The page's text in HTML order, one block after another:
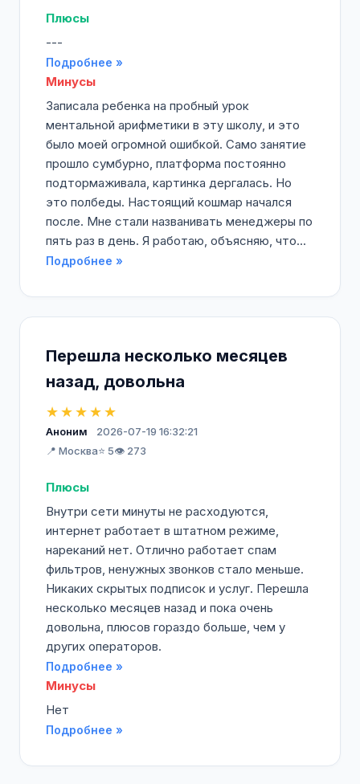
Плюсы
---
Подробнее »
Минусы
Записала ребенка на пробный урок
ментальной арифметики в эту школу, и это
было моей огромной ошибкой. Само занятие
прошло сумбурно, платформа постоянно
подтормаживала, картинка дергалась. Но
это полбеды. Настоящий кошмар начался
после. Мне стали названивать менеджеры по
пять раз в день. Я работаю, объясняю, что...
Подробнее »
Перешла несколько месяцев
назад, довольна
★★★★★
Аноним
2026-07-19 16:32:21
📍 Москва⭐ 5👁️ 273
Плюсы
Внутри сети минуты не расходуются,
интернет работает в штатном режиме,
нареканий нет. Отлично работает спам
фильтров, ненужных звонков стало меньше.
Никаких скрытых подписок и услуг. Перешла
несколько месяцев назад и пока очень
довольна, плюсов гораздо больше, чем у
других операторов.
Подробнее »
Минусы
Нет
Подробнее »